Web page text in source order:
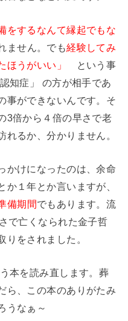
をするなんて縁起でもな
ません。でも経験してみ
ほうがいい」
という事
知症」 の方が相手であ
事ができないんです。そ
3倍から４倍の早さで老
るか、分かりません。
かけになったのは、余命
１年とか言いますが、
備期間でもあります。流
で亡くなられた金子哲
りをされました。
本を読み直します。葬
ら、この本のありがたみ
うなぁ～